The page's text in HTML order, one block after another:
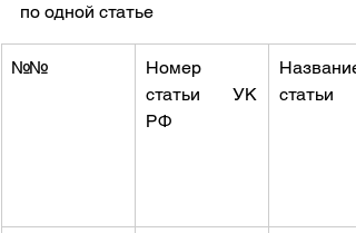
по одной статье
№№
Номер
статьи УК
РФ
Название
статьи